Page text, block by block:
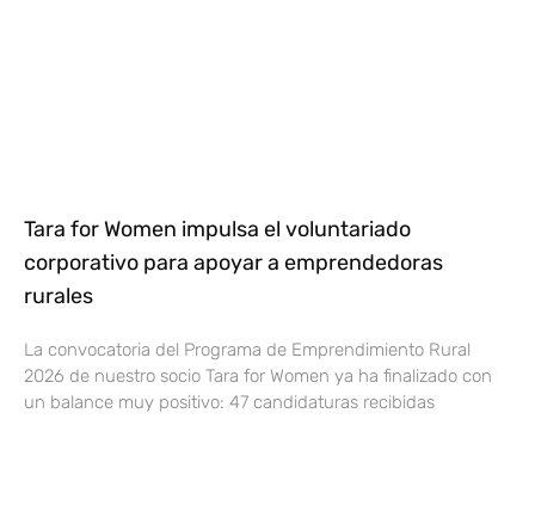
Tara for Women impulsa el voluntariado
corporativo para apoyar a emprendedoras
rurales
La convocatoria del Programa de Emprendimiento Rural
2026 de nuestro socio Tara for Women ya ha finalizado con
un balance muy positivo: 47 candidaturas recibidas